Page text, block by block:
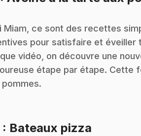
Miam, ce sont des recettes
pour satisfaire et éveiller
vidéo, on découvre une
étape par étape. Cette
pommes.
: Bateaux pizza